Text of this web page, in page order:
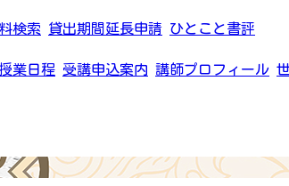
検索 貸出期間延長申請 ひとこと書評
業日程 受講申込案内 講師プロフィール